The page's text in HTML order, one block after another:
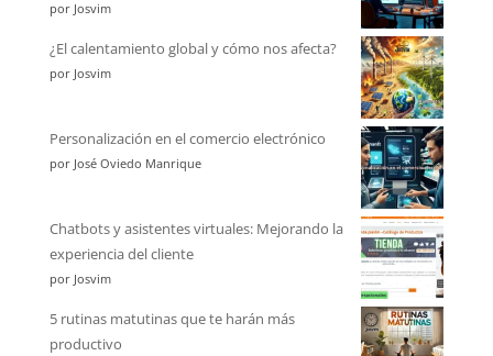
por Josvim
¿El calentamiento global y cómo nos afecta?
por Josvim
Personalización en el comercio electrónico
por José Oviedo Manrique
Chatbots y asistentes virtuales: Mejorando la
experiencia del cliente
por Josvim
5 rutinas matutinas que te harán más
productivo